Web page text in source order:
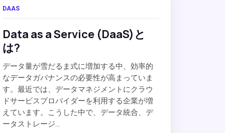
DAAS
Data as a Service (DaaS)と
は?
データ量が雪だるま式に増加する中、効率的
なデータガバナンスの必要性が高まっていま
す。最近では、データマネジメントにクラウ
ドサービスプロバイダーを利用する企業が増
えています。こうした中で、データ統合、デ
ータストレージ...